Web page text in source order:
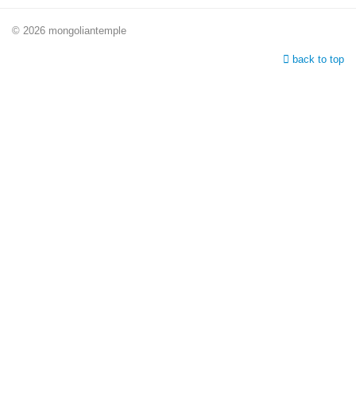
© 2026 mongoliantemple
back to top